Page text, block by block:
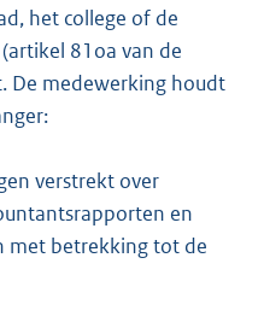
het college of de
81oa van de
De medewerking houdt
verstrekt over
en
met betrekking tot de